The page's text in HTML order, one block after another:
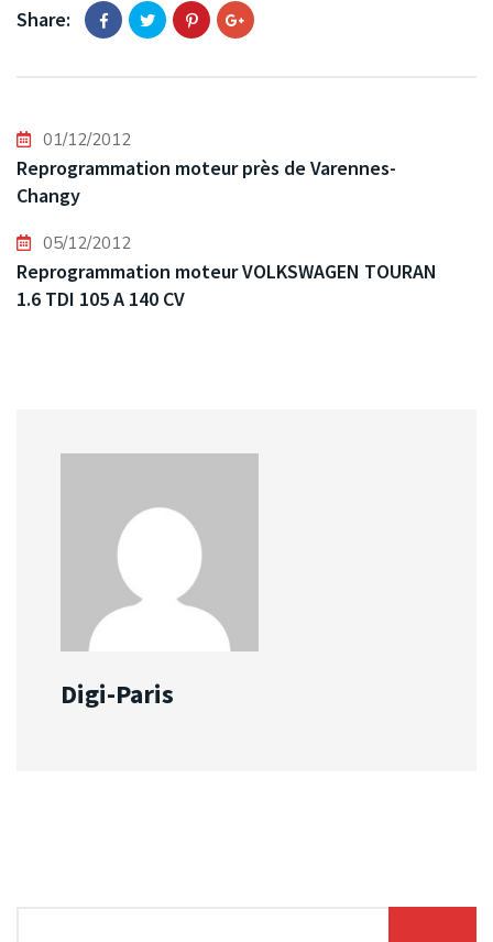
Share:
01/12/2012
Reprogrammation moteur près de Varennes-
Changy
05/12/2012
Reprogrammation moteur VOLKSWAGEN TOURAN
1.6 TDI 105 A 140 CV
Digi-Paris